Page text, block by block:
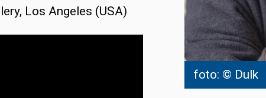
Los Angeles (USA)
foto: © Dulk